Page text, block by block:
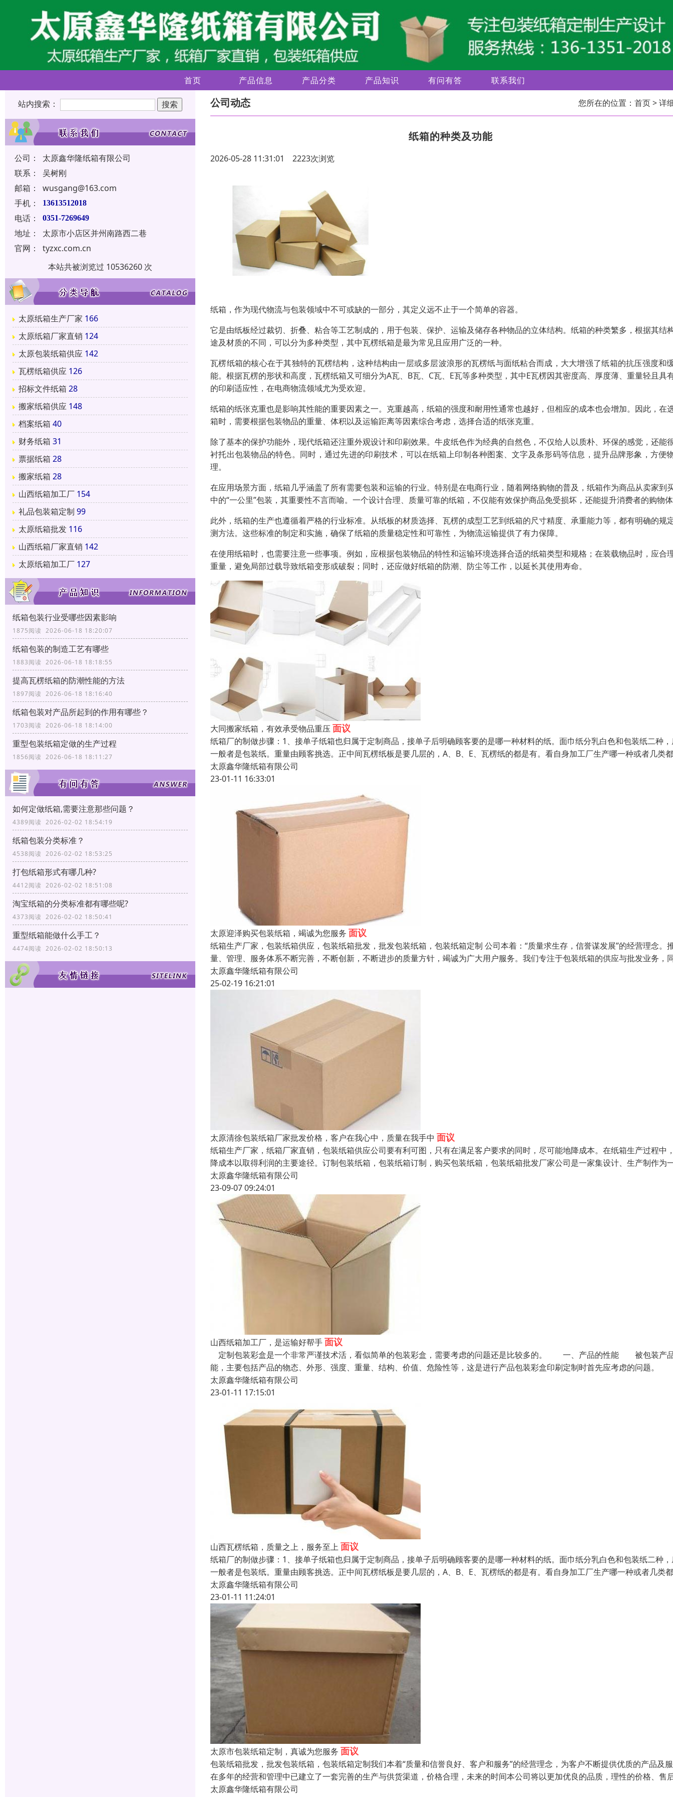
首页 产品信息 产品分类 产品知识 有问有答 联系我们
站内搜索：
公司：
太原鑫华隆纸箱有限公司
联系：
吴树刚
邮箱：
wusgang@163.com
手机：
13613512018
电话： 0351-7269649
地址：
太原市小店区并州南路西二巷
官网：
tyzxc.com.cn
本站共被浏览过 10536260 次
太原纸箱生产厂家 166
太原纸箱厂家直销 124
太原包装纸箱供应 142
瓦楞纸箱供应 126
招标文件纸箱 28
搬家纸箱供应 148
档案纸箱 40
财务纸箱 31
票据纸箱 28
搬家纸箱 28
山西纸箱加工厂 154
礼品包装箱定制 99
太原纸箱批发 116
山西纸箱厂家直销 142
太原纸箱加工厂 127
纸箱包装行业受哪些因素影响
1875阅读 2026-06-18 18:20:07
纸箱包装的制造工艺有哪些
1883阅读 2026-06-18 18:18:55
提高瓦楞纸箱的防潮性能的方法
1897阅读 2026-06-18 18:16:40
纸箱包装对产品所起到的作用有哪些？
1703阅读 2026-06-18 18:14:00
重型包装纸箱定做的生产过程
1856阅读 2026-06-18 18:11:27
如何定做纸箱,需要注意那些问题？
4389阅读 2026-02-02 18:54:19
纸箱包装分类标准？
4538阅读 2026-02-02 18:53:25
打包纸箱形式有哪几种?
4412阅读 2026-02-02 18:51:08
淘宝纸箱的分类标准都有哪些呢?
4373阅读 2026-02-02 18:50:41
重型纸箱能做什么手工？
4474阅读 2026-02-02 18:50:13
公司动态 您所在的位置： 首页> 详
纸箱的种类及功能
2026-05-28 11:31:01 2223次浏览
纸箱，作为现代物流与包装领域中不可或缺的一部分，其定义远不止于一个简单的容器。
它是由纸板经过裁切、折叠、粘合等工艺制成的，用于包装、保护、运输及储存各种物品的立体结构。纸箱的种类繁多，根据其结
途及材质的不同，可以分为多种类型，其中瓦楞纸箱是最为常见且应用广泛的一种。
瓦楞纸箱的核心在于其独特的瓦楞结构，这种结构由一层或多层波浪形的瓦楞纸与面纸粘合而成，大大增强了纸箱的抗压强度和
能。根据瓦楞的形状和高度，瓦楞纸箱又可细分为A瓦、B瓦、C瓦、E瓦等多种类型，其中E瓦楞因其密度高、厚度薄、重量轻且具
的印刷适应性，在电商物流领域尤为受欢迎。
纸箱的纸张克重也是影响其性能的重要因素之一。克重越高，纸箱的强度和耐用性通常也越好，但相应的成本也会增加。因此，在
箱时，需要根据包装物品的重量、体积以及运输距离等因素综合考虑，选择合适的纸张克重。
除了基本的保护功能外，现代纸箱还注重外观设计和印刷效果。牛皮纸色作为经典的自然色，不仅给人以质朴、环保的感觉，还能
衬托出包装物品的特色。同时，通过先进的印刷技术，可以在纸箱上印制各种图案、文字及条形码等信息，提升品牌形象，方便
理。
在应用场景方面，纸箱几乎涵盖了所有需要包装和运输的行业。特别是在电商行业，随着网络购物的普及，纸箱作为商品从卖家到
中的“一公里”包装，其重要性不言而喻。一个设计合理、质量可靠的纸箱，不仅能有效保护商品免受损坏，还能提升消费者的购物
此外，纸箱的生产也遵循着严格的行业标准。从纸板的材质选择、瓦楞的成型工艺到纸箱的尺寸精度、承重能力等，都有明确的规
测方法。这些标准的制定和实施，确保了纸箱的质量稳定性和可靠性，为物流运输提供了有力保障。
在使用纸箱时，也需要注意一些事项。例如，应根据包装物品的特性和运输环境选择合适的纸箱类型和规格；在装载物品时，应合
重量，避免局部过载导致纸箱变形或破裂；同时，还应做好纸箱的防潮、防尘等工作，以延长其使用寿命。
大同搬家纸箱，有效承受物品重压 面议
纸箱厂的制做步骤：1、接单子纸箱也归属于定制商品，接单子后明确顾客要的是哪一种材料的纸。面巾纸分乳白色和包装纸二种
一般者是包装纸。重量由顾客挑选。正中间瓦楞纸板是要几层的，A、B、E、瓦楞纸的都是有。看自身加工厂生产哪一种或者几类
太原鑫华隆纸箱有限公司
23-01-11 16:33:01
太原迎泽购买包装纸箱，竭诚为您服务 面议
纸箱生产厂家，包装纸箱供应，包装纸箱批发，批发包装纸箱，包装纸箱定制 公司本着：“质量求生存，信誉谋发展”的经营理念。
量、管理、服务体系不断完善，不断创新，不断进步的质量方针，竭诚为广大用户服务。我们专注于包装纸箱的供应与批发业务，
太原鑫华隆纸箱有限公司
25-02-19 16:21:01
太原清徐包装纸箱厂家批发价格，客户在我心中，质量在我手中 面议
纸箱生产厂家，纸箱厂家直销，包装纸箱供应公司要有利可图，只有在满足客户要求的同时，尽可能地降成本。在纸箱生产过程中
降成本以取得利润的主要途径。订制包装纸箱，包装纸箱订制，购买包装纸箱，包装纸箱批发厂家公司是一家集设计、生产制作为
太原鑫华隆纸箱有限公司
23-09-07 09:24:01
山西纸箱加工厂，是运输好帮手面议
定制包装彩盒是一个非常严谨技术活，看似简单的包装彩盒，需要考虑的问题还是比较多的。 一、产品的性能 被包装产
能，主要包括产品的物态、外形、强度、重量、结构、价值、危险性等，这是进行产品包装彩盒印刷定制时首先应考虑的问题
太原鑫华隆纸箱有限公司
23-01-11 17:15:01
山西瓦楞纸箱，质量之上，服务至上 面议
纸箱厂的制做步骤：1、接单子纸箱也归属于定制商品，接单子后明确顾客要的是哪一种材料的纸。面巾纸分乳白色和包装纸二种
一般者是包装纸。重量由顾客挑选。正中间瓦楞纸板是要几层的，A、B、E、瓦楞纸的都是有。看自身加工厂生产哪一种或者几类
太原鑫华隆纸箱有限公司
23-01-11 11:24:01
太原市包装纸箱定制，真诚为您服务 面议
包装纸箱批发，批发包装纸箱，包装纸箱定制我们本着“质量和信誉良好、客户和服务”的经营理念，为客户不断提供优质的产品及
在多年的经营和管理中已建立了一套完善的生产与供货渠道，价格合理，未来的时间本公司将以更加优良的品质，理性的价格、售
太原鑫华隆纸箱有限公司